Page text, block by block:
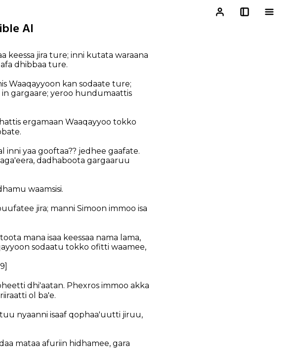
AI
keessa jira ture; inni kutata waraana
dhibbaa ture.
Waaqayyoon kan sodaate ture;
gargaare; yeroo hundumaattis
ergamaan Waaqayyoo tokko
inni yaa gooftaa?? jedhee gaafate.
dadhaboota gargaaruu
waamsisi.
jira; manni Simoon immoo isa
mana isaa keessaa nama lama,
sodaatu tokko ofitti waamee,
dhi'aatan. Phexros immoo akka
ol ba'e.
nyaanni isaaf qophaa'uutti jiruu,
mataa afuriin hidhamee, gara